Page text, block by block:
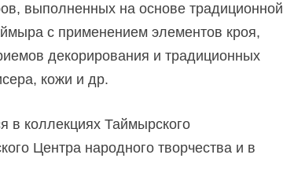
выполненных на основе традиционной
с применением элементов кроя,
декорирования и традиционных
кожи и др.
в коллекциях Таймырского
Центра народного творчества и в